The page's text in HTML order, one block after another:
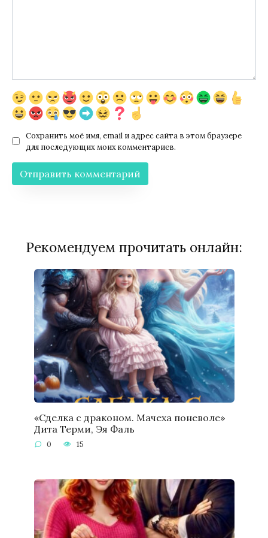
Сохранить моё имя, email и адрес сайта в этом браузере
для последующих моих комментариев.
Рекомендуем прочитать онлайн:
«Сделка с драконом. Мачеха поневоле»
Дита Терми, Эя Фаль
0 15